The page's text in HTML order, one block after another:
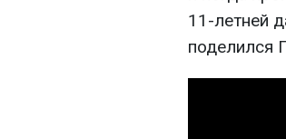
11-летней
поделился